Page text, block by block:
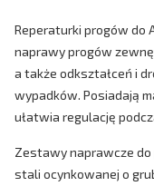
Reperaturki progów do
naprawy progów
a także odkształceń i
wypadków. Posiadają
ułatwia regulację
Zestawy naprawcze
stali ocynkowanej o